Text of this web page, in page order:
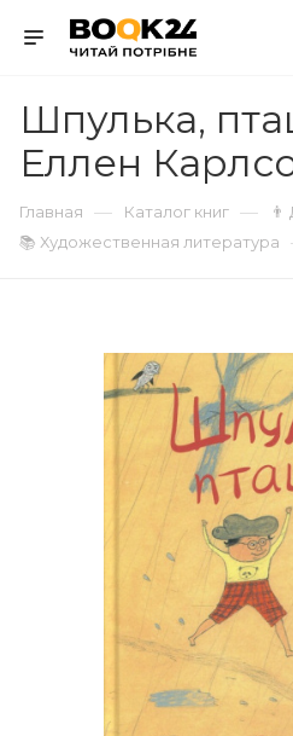
Шпулька,
Еллен
Главная — Каталог книг —
📚 Художественная литература